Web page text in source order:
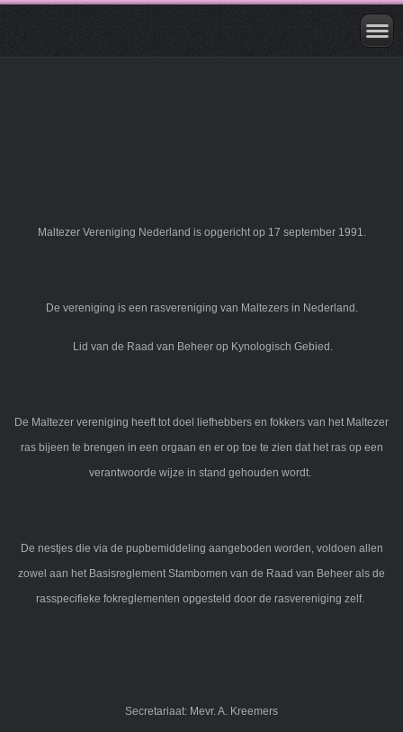
Maltezer Vereniging Nederland is opgericht op 17 september 1991.
De vereniging is een rasvereniging van Maltezers in Nederland.
Lid van de Raad van Beheer op Kynologisch Gebied.
De Maltezer vereniging heeft tot doel liefhebbers en fokkers van het Maltezer
ras bijeen te brengen in een orgaan en er op toe te zien dat het ras op een
verantwoorde wijze in stand gehouden wordt.
De nestjes die via de pupbemiddeling aangeboden worden, voldoen allen
zowel aan het Basisreglement Stambomen van de Raad van Beheer als de
rasspecifieke fokreglementen opgesteld door de rasvereniging zelf.
Secretariaat: Mevr. A. Kreemers